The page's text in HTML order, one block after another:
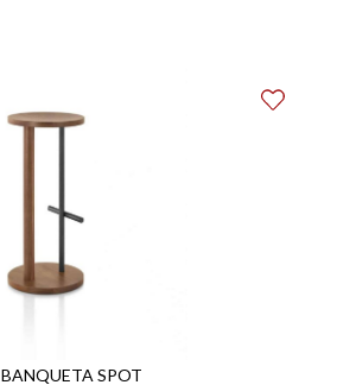
BANQUETA SPOT